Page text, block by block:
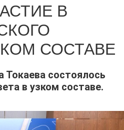
В
СОСТАВЕ
состоялось
в узком составе.